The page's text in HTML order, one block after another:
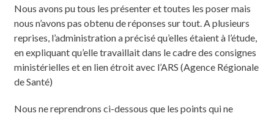
Nous avons pu tous les présenter et toutes les poser mais
nous n’avons pas obtenu de réponses sur tout. A plusieurs
reprises, l’administration a précisé qu’elles étaient à l’étude,
en expliquant qu’elle travaillait dans le cadre des consignes
ministérielles et en lien étroit avec l’ARS (Agence Régionale
de Santé)
Nous ne reprendrons ci-dessous que les points qui ne